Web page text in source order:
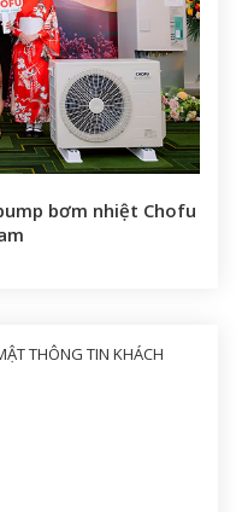
bơm nhiệt Chofu